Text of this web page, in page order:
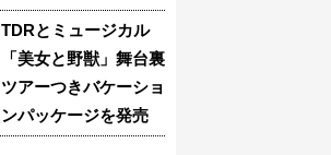
TDRとミュージカル
「美女と野獣」舞台裏
ツアーつきバケーショ
ンパッケージを発売